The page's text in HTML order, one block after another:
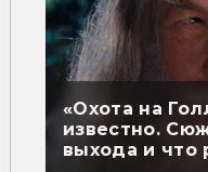
«Охота на
известно.
выхода и что